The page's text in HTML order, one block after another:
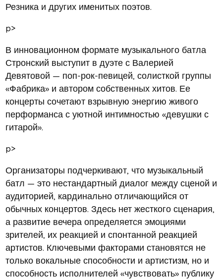
Резника и других именитых поэтов.
p>
В инновационном формате музыкального батла
Стронский выступит в дуэте с Валерией
Девятовой — поп-рок-певицей, солисткой группы
«Фабрика» и автором собственных хитов. Ее
концерты сочетают взрывную энергию живого
перформанса с уютной интимностью «девушки с
гитарой».
p>
Организаторы подчеркивают, что музыкальный
батл — это нестандартный диалог между сценой и
аудиторией, кардинально отличающийся от
обычных концертов. Здесь нет жесткого сценария,
а развитие вечера определяется эмоциями
зрителей, их реакцией и спонтанной реакцией
артистов. Ключевыми факторами становятся не
только вокальные способности и артистизм, но и
способность исполнителей «чувствовать» публику